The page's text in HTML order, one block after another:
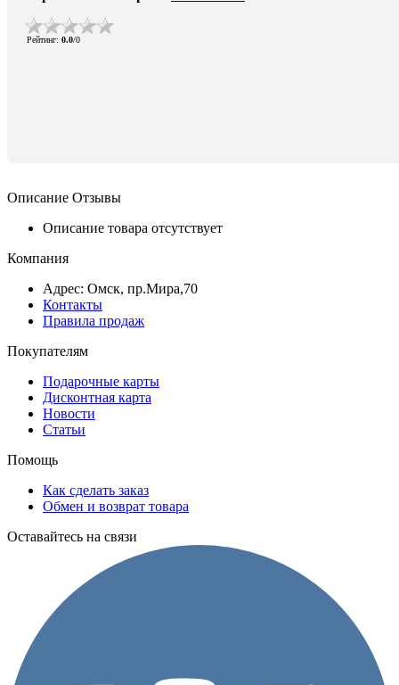
Рейтинг: 0.0/0
Описание Отзывы
Описание товара отсутствует
Компания
Адрес: Омск, пр.Мира,70
Контакты
Правила продаж
Покупателям
Подарочные карты
Дисконтная карта
Новости
Статьи
Помощь
Как сделать заказ
Обмен и возврат товара
Оставайтесь на связи